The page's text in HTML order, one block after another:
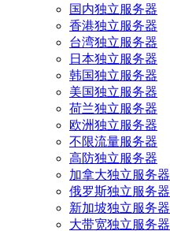
国内独立服务器
香港独立服务器
台湾独立服务器
日本独立服务器
韩国独立服务器
美国独立服务器
荷兰独立服务器
欧洲独立服务器
不限流量服务器
高防独立服务器
加拿大独立服务器
俄罗斯独立服务器
新加坡独立服务器
大带宽独立服务器